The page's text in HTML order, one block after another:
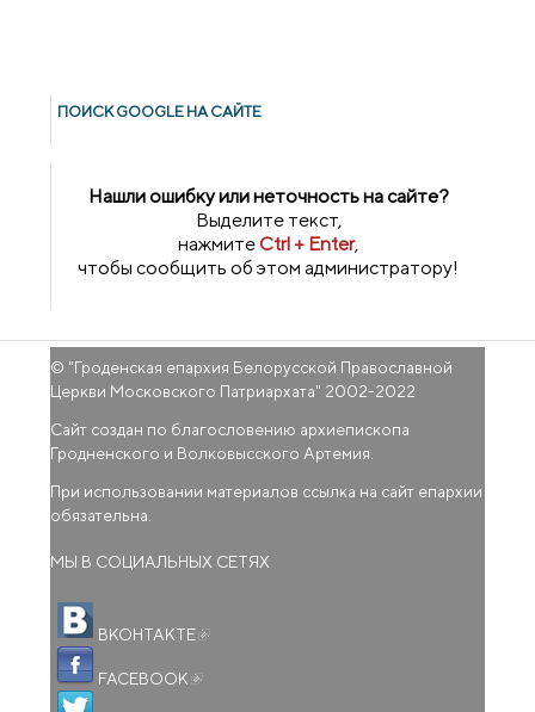
ПОИСК GOОGLE НА САЙТЕ
Нашли ошибку или неточность на сайте?
Выделите текст,
нажмитеCtrl + Enter,
чтобы сообщить об этом администратору!
© "Гроденская епархия Белорусской Православной
Церкви Московского Патриархата" 2002-2022
Сайт создан по благословению архиепископа
Гродненского и Волковысского Артемия.
При использовании материалов ссылка на сайт епархии
обязательна.
МЫ В СОЦИАЛЬНЫХ СЕТЯХ
ВКОНТАКТЕ
FACEBOOK